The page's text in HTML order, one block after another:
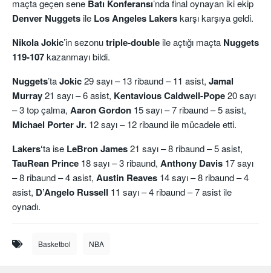
maçta geçen sene Batı Konferansı’nda final oynayan iki ekip
Denver Nuggetsile Los Angeles Lakerskarşı karşıya geldi.
Nikola Jokic’in sezonutriple-doubleile açtığı maçta Nuggets
119-107kazanmayı bildi.
Nuggets’taJokic29 sayı – 13 ribaund – 11 asist, Jamal
Murray21 sayı – 6 asist, Kentavious Caldwell-Pope20 sayı
– 3 top çalma, Aaron Gordon 15 sayı – 7 ribaund – 5 asist,
Michael Porter Jr. 12 sayı – 12 ribaund ile mücadele etti.
Lakers‘ta ise LeBron James21 sayı – 8 ribaund – 5 asist,
TauRean Prince 18 sayı – 3 ribaund, Anthony Davis 17 sayı
– 8 ribaund – 4 asist, Austin Reaves 14 sayı – 8 ribaund – 4
asist, D’Angelo Russell 11 sayı – 4 ribaund – 7 asist ile
oynadı.
Basketbol NBA